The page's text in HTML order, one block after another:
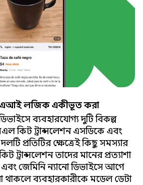
এআই লজিক একীভূত করা
ব্যবহারযোগ্য দুটি বিকল্প
কিট ট্রান্সলেশন এসডিকে এবং
প্রতিটির ক্ষেত্রেই কিছু সমস্যার
ট্রান্সলেশন তাদের মানের প্রত্যাশা
জেমিনি ন্যানো ডিভাইসে আগে
থাকলে ব্যবহারকারীকে মডেল ডেটা